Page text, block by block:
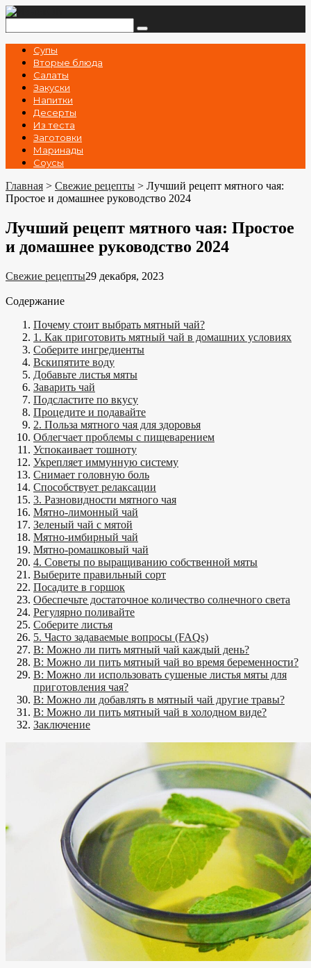
Перейти
контенту
Супы
Вторые блюда
Салаты
Закуски
Напитки
Десерты
Из теста
Заготовки
Маринады
Соусы
Главная > Свежие рецепты > Лучший рецепт мятного чая:
Простое и домашнее руководство 2024
Лучший рецепт мятного чая: Простое
и домашнее руководство 2024
Свежие рецепты29 декабря, 2023
Содержание
Почему стоит выбрать мятный чай?
1. Как приготовить мятный чай в домашних условиях
Соберите ингредиенты
Вскипятите воду
Добавьте листья мяты
Заварить чай
Подсластите по вкусу
Процедите и подавайте
2. Польза мятного чая для здоровья
Облегчает проблемы с пищеварением
Успокаивает тошноту
Укрепляет иммунную систему
Снимает головную боль
Способствует релаксации
3. Разновидности мятного чая
Мятно-лимонный чай
Зеленый чай с мятой
Мятно-имбирный чай
Мятно-ромашковый чай
4. Советы по выращиванию собственной мяты
Выберите правильный сорт
Посадите в горшок
Обеспечьте достаточное количество солнечного света
Регулярно поливайте
Соберите листья
5. Часто задаваемые вопросы (FAQs)
В: Можно ли пить мятный чай каждый день?
В: Можно ли пить мятный чай во время беременности?
В: Можно ли использовать сушеные листья мяты для
приготовления чая?
В: Можно ли добавлять в мятный чай другие травы?
В: Можно ли пить мятный чай в холодном виде?
Заключение